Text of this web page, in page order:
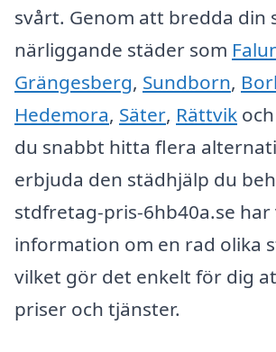
svårt. Genom att bredda din
närliggande städer som
Grängesberg, Sundborn,
Hedemora, Säter, Rättvik och
du snabbt hitta flera
erbjuda den städhjälp du
stdfretag-pris-6hb40a.se har
information om en rad olika
vilket gör det enkelt för dig
priser och tjänster.